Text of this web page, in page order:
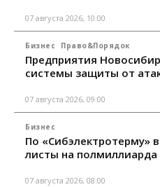
07 августа 2026, 10:00
Бизнес Право&Порядок
Предприятия
системы защиты от
07 августа 2026, 09:00
Бизнес
По «Сибэлектротерму»
листы на полмиллиарда
07 августа 2026, 08:00